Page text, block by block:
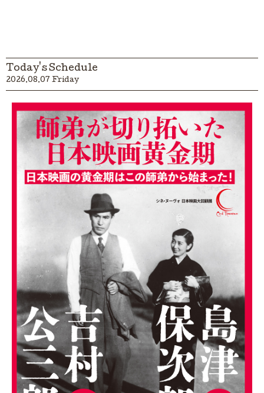
Today's Schedule
2026.08.07 Friday